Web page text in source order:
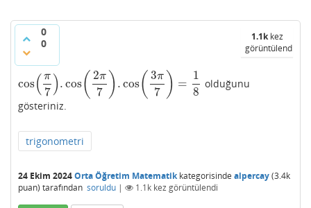
0
0
1.1kkez
görüntülendi
cos( π
7 ).cos( 2π
7 ).cos( 3π
7 ) =
1
8
cos(π 7). cos(2π7 .cos 3 π7)=1
olduğunu
gösteriniz.
trigonometri
24 Ekim 2024Orta Öğretim Matematikkategorisinde alpercay(3.4k
puan) tarafından soruldu | 1.1k kez görüntülendi